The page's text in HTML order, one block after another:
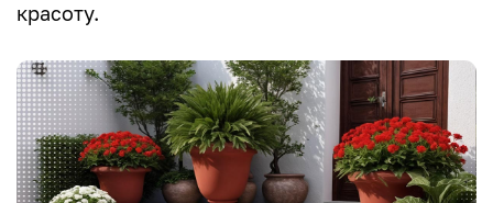
красоту.